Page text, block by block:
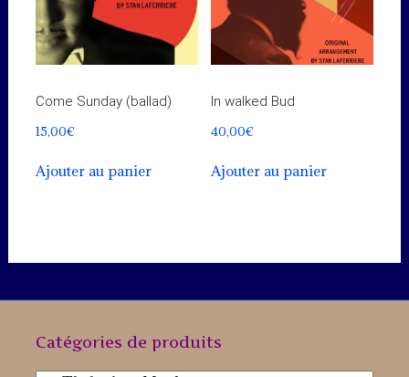
Come Sunday (ballad)
15,00€
Ajouter au panier
In walked Bud
40,00€
Ajouter au panier
Catégories de produits